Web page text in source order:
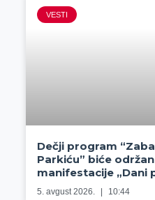
VESTI
Dečji program
Parkiću” biće
manifestacije „Dani
5. avgust 2026. 10:44